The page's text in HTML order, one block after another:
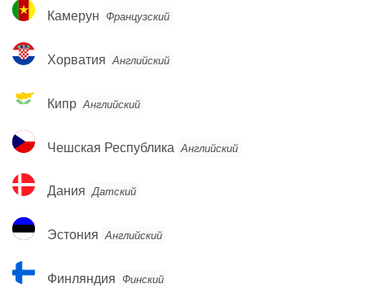
Камерун
Камерун Французский
Хорватия
Хорватия Английский
Кипр
Кипр Английский
Чешская
Республика
Чешская Республика Английский
Дания
Дания Датский
Эстония
Эстония Английский
Финляндия
Финляндия Финский